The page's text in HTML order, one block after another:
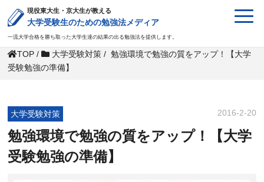
現役東大生・京大生が教える
大学受験生のための勉強法メディア
一流大学合格を勝ち取った大学生達の結果の出る勉強法を提供します。
TOP / 大学受験対策 / 勉強環境で勉強の質をアップ！【大学
受験勉強の準備】
大学受験対策 2016-2-20
勉強環境で勉強の質をアップ！【大学
受験勉強の準備】